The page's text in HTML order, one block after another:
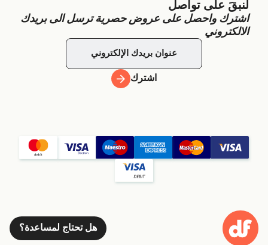
لنبقَ على تواصل
اشترك واحصل على عروض حصرية ترسل الى بريدك
الالكتروني
اشترك
هل تحتاج لمساعدة؟